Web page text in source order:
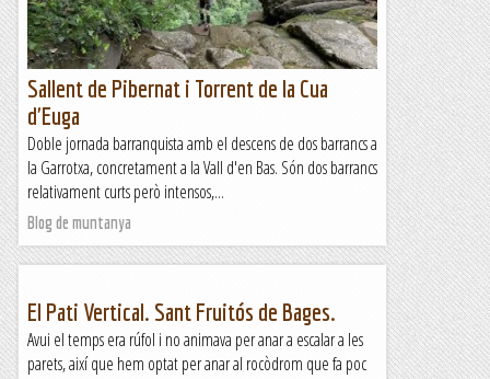
Sallent de Pibernat i Torrent de la Cua
d'Euga
Doble jornada barranquista amb el descens de dos barrancs a
la Garrotxa, concretament a la Vall d'en Bas. Són dos barrancs
relativament curts però intensos,...
Blog de muntanya
El Pati Vertical. Sant Fruitós de Bages.
Avui el temps era rúfol i no animava per anar a escalar a les
parets, així que hem optat per anar al rocòdrom que fa poc